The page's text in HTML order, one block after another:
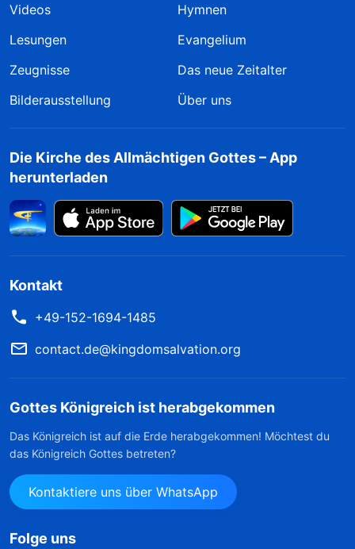
Videos
Hymnen
Lesungen
Evangelium
Zeugnisse
Das neue Zeitalter
Bilderausstellung
Über uns
Die Kirche des Allmächtigen Gottes – App
herunterladen
Kontakt
+49-152-1694-1485
contact.de@kingdomsalvation.org
Gottes Königreich ist herabgekommen
Das Königreich ist auf die Erde herabgekommen! Möchtest du
das Königreich Gottes betreten?
Kontaktiere uns über WhatsApp
Folge uns